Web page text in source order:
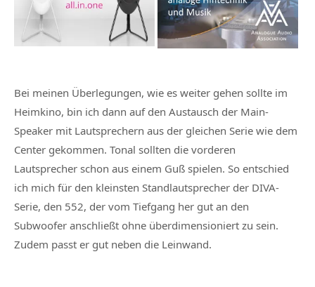
Bei meinen Überlegungen, wie es weiter gehen sollte im
Heimkino, bin ich dann auf den Austausch der Main-
Speaker mit Lautsprechern aus der gleichen Serie wie dem
Center gekommen. Tonal sollten die vorderen
Lautsprecher schon aus einem Guß spielen. So entschied
ich mich für den kleinsten Standlautsprecher der DIVA-
Serie, den 552, der vom Tiefgang her gut an den
Subwoofer anschließt ohne überdimensioniert zu sein.
Zudem passt er gut neben die Leinwand.